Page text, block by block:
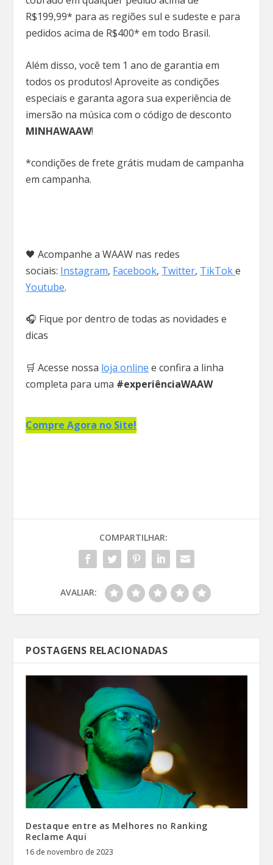
R$199,99* para as regiões sul e sudeste e para
pedidos acima de R$400* em todo Brasil.
Além disso, você tem 1 ano de garantia em
todos os produtos! Aproveite as condições
especiais e garanta agora sua experiência de
imersão na música com o código de desconto
MINHAWAAW!
*condições de frete grátis mudam de campanha
em campanha.
🖤 Acompanhe a WAAW nas redes
sociais: Instagram, Facebook, Twitter, TikToke
Youtube.
🎧 Fique por dentro de todas as novidades e
dicas
🛒 Acesse nossa loja online e confira a linha
completa para uma #experiênciaWAAW
Compre Agora no Site!
COMPARTILHAR:
AVALIAR:
POSTAGENS RELACIONADAS
Destaque entre as Melhores no Ranking
Reclame Aqui
16 de novembro de 2023